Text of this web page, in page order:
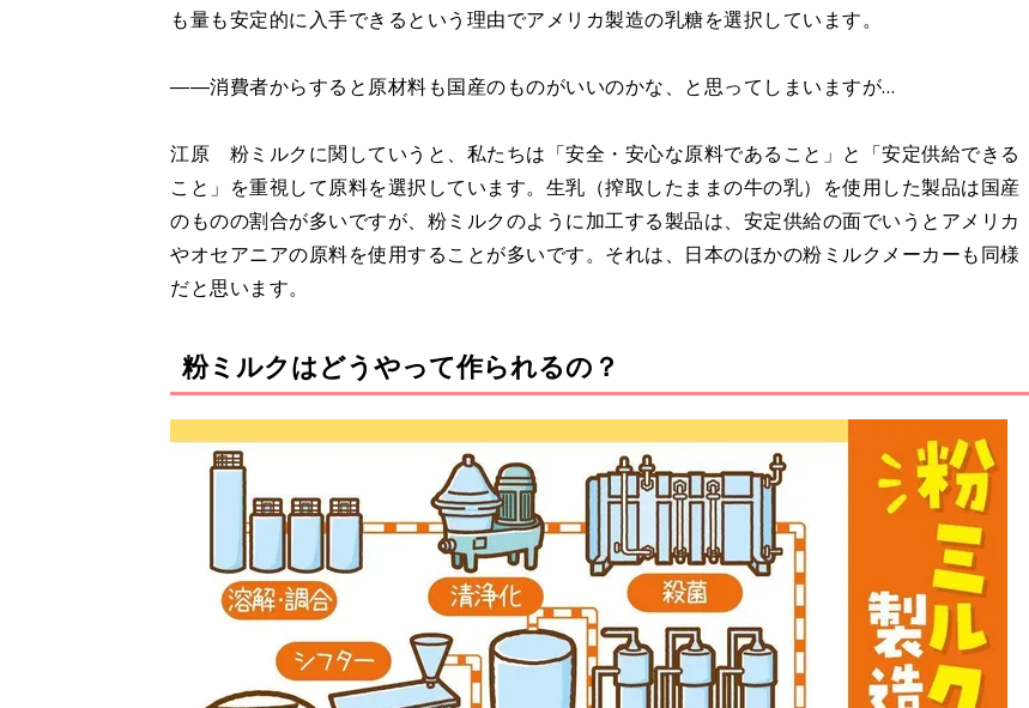
も量も安定的に入手できるという理由でアメリカ製造の乳糖を選択しています。
――消費者からすると原材料も国産のものがいいのかな、と思ってしまいますが…
江原 粉ミルクに関していうと、私たちは「安全・安心な原料であること」と「安定供給できる
こと」を重視して原料を選択しています。生乳（搾取したままの牛の乳）を使用した製品は国産
のものの割合が多いですが、粉ミルクのように加工する製品は、安定供給の面でいうとアメリカ
やオセアニアの原料を使用することが多いです。それは、日本のほかの粉ミルクメーカーも同様
だと思います。
粉ミルクはどうやって作られるの？